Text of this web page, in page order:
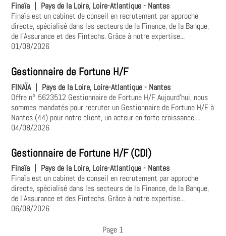
Finaïa
Pays de la Loire, Loire-Atlantique - Nantes
Finaïa est un cabinet de conseil en recrutement par approche
directe, spécialisé dans les secteurs de la Finance, de la Banque,
de l'Assurance et des Fintechs. Grâce à notre expertise...
01/08/2026
Gestionnaire de Fortune H/F
FINAÏA | Pays de la Loire, Loire-Atlantique - Nantes
Offre n° 5623512 Gestionnaire de Fortune H/F Aujourd'hui, nous
sommes mandatés pour recruter un Gestionnaire de Fortune H/F à
Nantes (44) pour notre client, un acteur en forte croissance,...
04/08/2026
Gestionnaire de Fortune H/F (CDI)
Finaïa
Pays de la Loire, Loire-Atlantique - Nantes
Finaïa est un cabinet de conseil en recrutement par approche
directe, spécialisé dans les secteurs de la Finance, de la Banque,
de l'Assurance et des Fintechs. Grâce à notre expertise...
06/08/2026
Page 1